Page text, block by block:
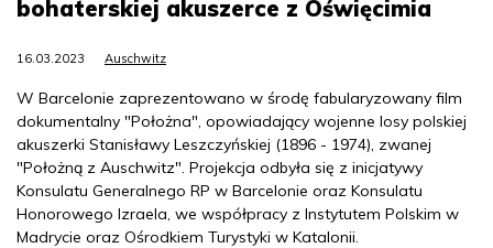
bohaterskiej akuszerce z Oświęcimia
16.03.2023 Auschwitz
W Barcelonie zaprezentowano w środę fabularyzowany film
dokumentalny "Położna", opowiadający wojenne losy polskiej
akuszerki Stanisławy Leszczyńskiej (1896 - 1974), zwanej
"Położną z Auschwitz". Projekcja odbyła się z inicjatywy
Konsulatu Generalnego RP w Barcelonie oraz Konsulatu
Honorowego Izraela, we współpracy z Instytutem Polskim w
Madrycie oraz Ośrodkiem Turystyki w Katalonii.